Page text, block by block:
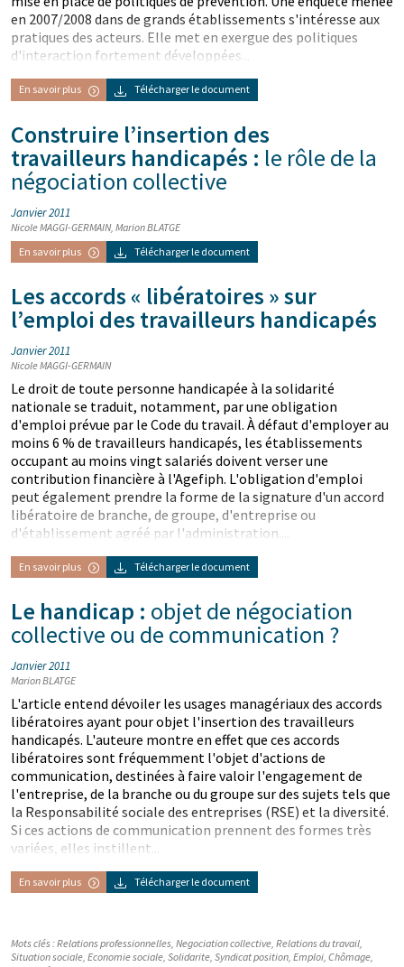
en 2007/2008 dans de grands établissements s'intéresse aux
pratiques des acteurs. Elle met en exergue des politiques
d'interaction fortement développées...
En savoir plus Télécharger le document
Construire l’insertion des
travailleurs handicapés : le rôle de la
négociation collective
Janvier 2011
Nicole MAGGI-GERMAIN, Marion BLATGE
En savoir plus
Télécharger le document
Les accords « libératoires » sur
l’emploi des travailleurs handicapés
Janvier 2011
Nicole MAGGI-GERMAIN
Le droit de toute personne handicapée à la solidarité
nationale se traduit, notamment, par une obligation
d'emploi prévue par le Code du travail. À défaut d'employer au
moins 6 % de travailleurs handicapés, les établissements
occupant au moins vingt salariés doivent verser une
contribution financière à l'Agefiph. L'obligation d'emploi
peut également prendre la forme de la signature d'un accord
libératoire de branche, de groupe, d'entreprise ou
d'établissement agréé par l'administration....
En savoir plus Télécharger le document
Le handicap : objet de négociation
collective ou de communication ?
Janvier 2011
Marion BLATGE
L'article entend dévoiler les usages managériaux des accords
libératoires ayant pour objet l'insertion des travailleurs
handicapés. L'auteure montre en effet que ces accords
libératoires sont fréquemment l'objet d'actions de
communication, destinées à faire valoir l'engagement de
l'entreprise, de la branche ou du groupe sur des sujets tels que
la Responsabilité sociale des entreprises (RSE) et la diversité.
Si ces actions de communication prennent des formes très
variées, elles instillent...
En savoir plus Télécharger le document
Mots clés :Relations professionnelles Negociation collective Relations du travail
Situation sociale Economie sociale Solidarite Syndicat position Emploi Chômage